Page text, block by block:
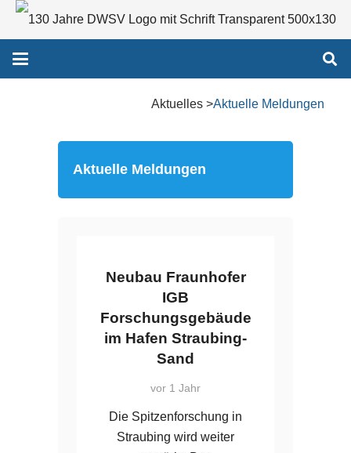
Aktuelles >Aktuelle Meldungen
Aktuelle Meldungen
Neubau Fraunhofer
IGB
Forschungsgebäude
im Hafen Straubing-
Sand
vor 1 Jahr
Die Spitzenforschung in
Straubing wird weiter